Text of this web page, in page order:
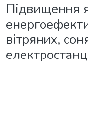
Підвищення
вітряних,